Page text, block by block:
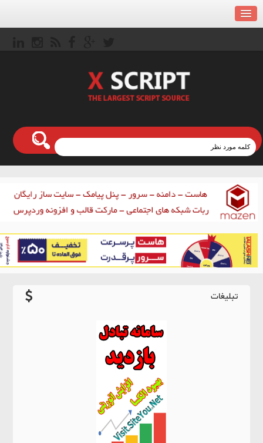
تبلیغات